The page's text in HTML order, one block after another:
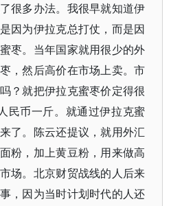
很多办法。我很早就知道伊
因为伊拉克总打仗，而是因
枣。当年国家就用很少的外
，然后高价在市场上卖。市
？就把伊拉克蜜枣价定得很
民币一斤。就通过伊拉克蜜
了。陈云还提议，就用外汇
粉，加上黄豆粉，用来做高
场。北京财贸战线的人后来
，因为当时计划时代的人还